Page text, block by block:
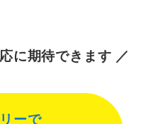
に期待できます ／
ーで